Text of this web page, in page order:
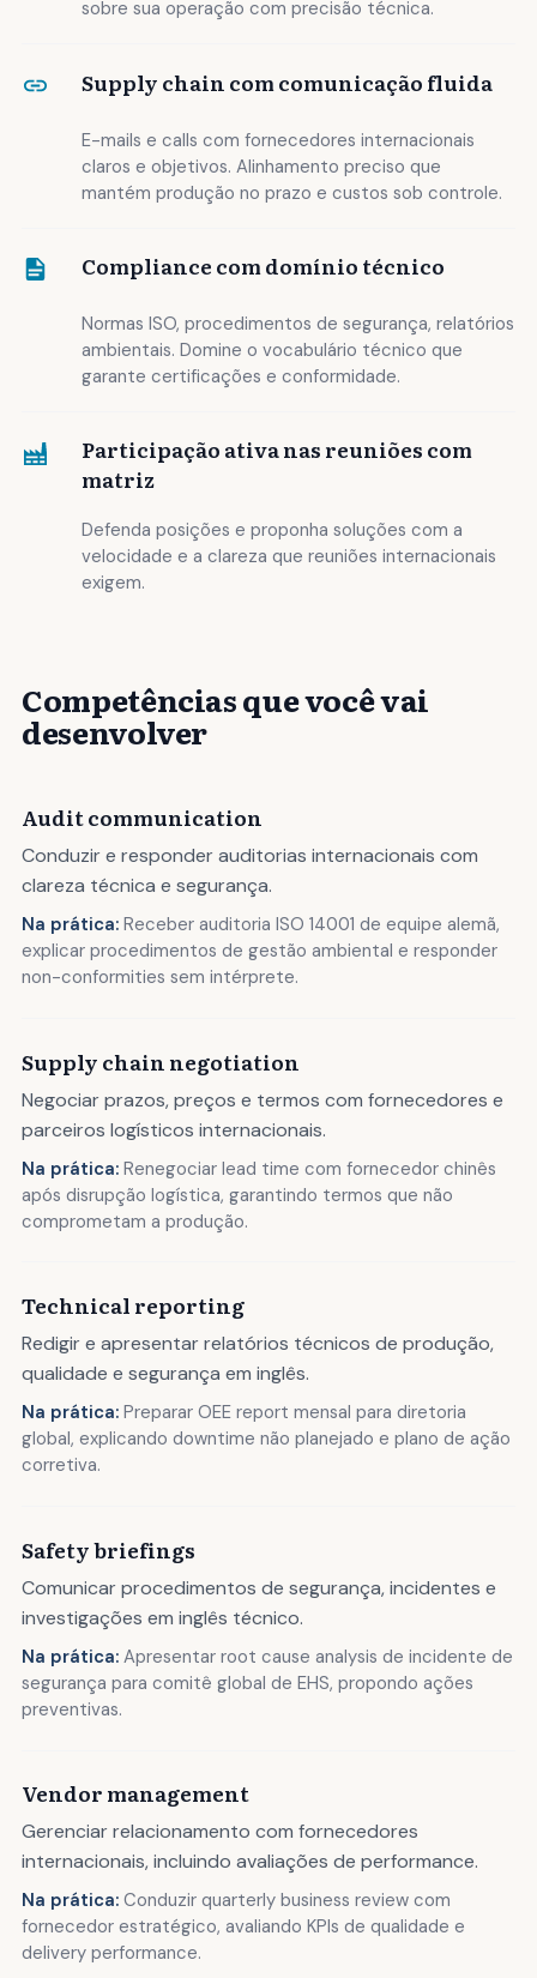
sobre sua operação com precisão técnica.
Supply chain com comunicação fluida
E-mails e calls com fornecedores internacionais
claros e objetivos. Alinhamento preciso que
mantém produção no prazo e custos sob controle.
Compliance com domínio técnico
Normas ISO, procedimentos de segurança, relatórios
ambientais. Domine o vocabulário técnico que
garante certificações e conformidade.
Participação ativa nas reuniões com
matriz
Defenda posições e proponha soluções com a
velocidade e a clareza que reuniões internacionais
exigem.
Competências que você vai
desenvolver
Audit communication
Conduzir e responder auditorias internacionais com
clareza técnica e segurança.
Na prática: Receber auditoria ISO 14001 de equipe alemã,
explicar procedimentos de gestão ambiental e responder
non-conformities sem intérprete.
Supply chain negotiation
Negociar prazos, preços e termos com fornecedores e
parceiros logísticos internacionais.
Na prática: Renegociar lead time com fornecedor chinês
após disrupção logística, garantindo termos que não
comprometam a produção.
Technical reporting
Redigir e apresentar relatórios técnicos de produção,
qualidade e segurança em inglês.
Na prática: Preparar OEE report mensal para diretoria
global, explicando downtime não planejado e plano de ação
corretiva.
Safety briefings
Comunicar procedimentos de segurança, incidentes e
investigações em inglês técnico.
Na prática: Apresentar root cause analysis de incidente de
segurança para comitê global de EHS, propondo ações
preventivas.
Vendor management
Gerenciar relacionamento com fornecedores
internacionais, incluindo avaliações de performance.
Na prática: Conduzir quarterly business review com
fornecedor estratégico, avaliando KPIs de qualidade e
delivery performance.